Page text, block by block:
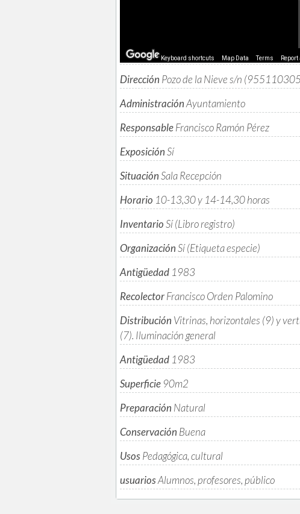
Keyboard shortcuts Map Data Terms
Dirección Pozo de la Nieve s/n
AdministraciónAyuntamiento
ResponsableFrancisco Ramón Pérez
ExposiciónSí
SituaciónSala Recepción
Horario 10-13,30 y 14-14,30 horas
InventarioSí (Libro registro)
OrganizaciónSí (Etiqueta especie)
Antigüedad 1983
RecolectorFrancisco Orden Palomino
Distribución Vitrinas, horizontales (9) y
(7). Iluminación general
Antigüedad 1983
Superficie 90m2
Preparación Natural
Conservación Buena
UsosPedagógica, cultural
usuariosAlumnos, profesores, público